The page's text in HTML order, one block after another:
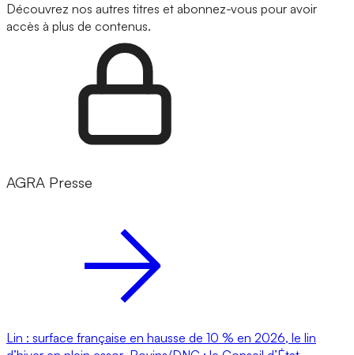
Découvrez nos autres titres et abonnez-vous pour avoir
accès à plus de contenus.
AGRA Presse
Lin : surface française en hausse de 10 % en 2026, le lin